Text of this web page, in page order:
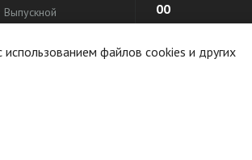
Выпускной
00
файлов cookies и других